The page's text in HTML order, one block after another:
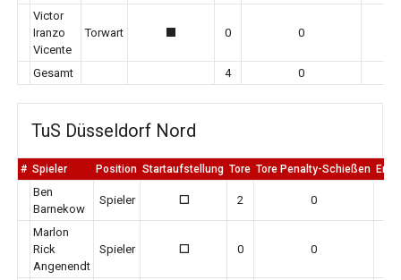
Victor
Iranzo
Vicente
Torwart 1 0 0
Gesamt 4 0
TuS Düsseldorf Nord
# Spieler Position Startaufstellung Tore Tore Penalty-Schießen
Ben
Barnekow
Spieler 0 2 0
Marlon
Rick
Angenendt
Spieler 0 0 0